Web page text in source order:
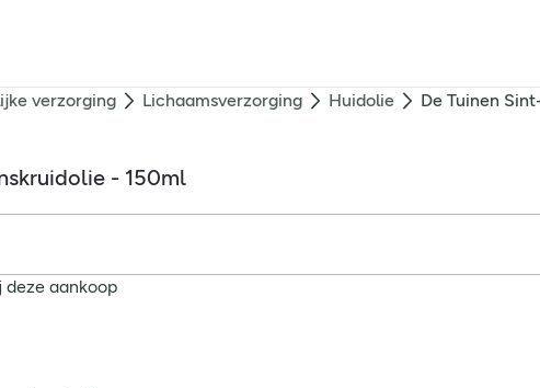
verzorging Lichaamsverzorging Huidolie De Tuinen
- 150ml
deze aankoop